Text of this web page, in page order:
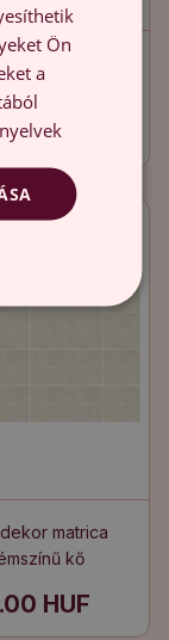
matrica
HUF
matrica
kő
HUF
Ön
a